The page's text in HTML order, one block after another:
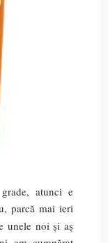
atunci e
parcă mai ieri
unele noi și aș